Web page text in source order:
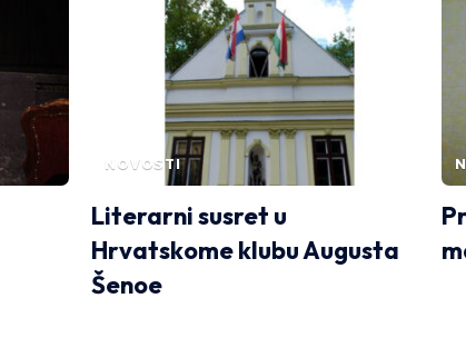
NOVOSTI
Literarni susret u
Hrvatskome klubu Augusta
Šenoe